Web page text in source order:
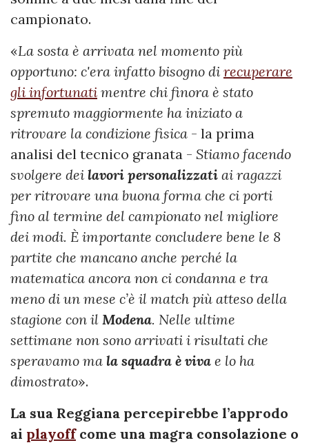
campionato.
«La sosta è arrivata nel momento più
opportuno: c'era infatto bisogno di recuperare
gli infortunati mentre chi finora è stato
spremuto maggiormente ha iniziato a
ritrovare la condizione fisica - la prima
analisi del tecnico granata - Stiamo facendo
svolgere dei lavori personalizzati ai ragazzi
per ritrovare una buona forma che ci porti
fino al termine del campionato nel migliore
dei modi. È importante concludere bene le 8
partite che mancano anche perché la
matematica ancora non ci condanna e tra
meno di un mese c’è il match più atteso della
stagione con il Modena. Nelle ultime
settimane non sono arrivati i risultati che
speravamo ma la squadra è viva e lo ha
dimostrato».
La sua Reggiana percepirebbe l’approdo
ai playoffcome una magra consolazione o